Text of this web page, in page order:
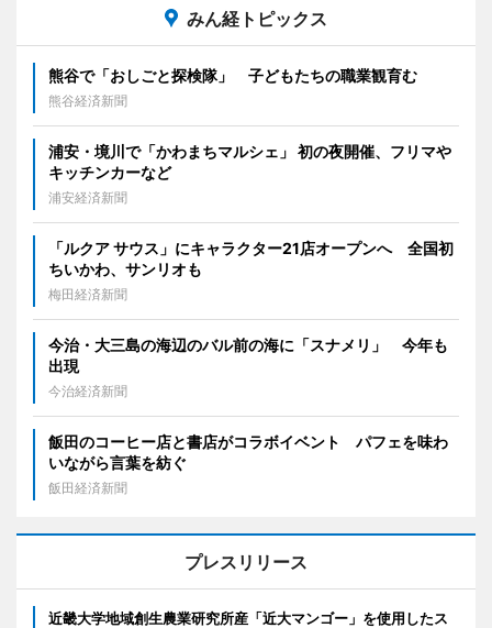
みん経トピックス
熊谷で「おしごと探検隊」 子どもたちの職業観育む
熊谷経済新聞
浦安・境川で「かわまちマルシェ」 初の夜開催、フリマや
キッチンカーなど
浦安経済新聞
「ルクア サウス」にキャラクター21店オープンへ 全国初
ちいかわ、サンリオも
梅田経済新聞
今治・大三島の海辺のバル前の海に「スナメリ」 今年も
出現
今治経済新聞
飯田のコーヒー店と書店がコラボイベント パフェを味わ
いながら言葉を紡ぐ
飯田経済新聞
プレスリリース
近畿大学地域創生農業研究所産「近大マンゴー」を使用したス